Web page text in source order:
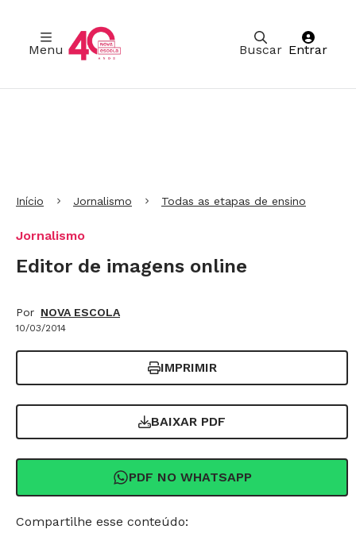
Buscar
Menu Entrar
Início Jornalismo Todas as etapas de ensino
Jornalismo
Editor de imagens online
Por NOVA ESCOLA
10/03/2014
IMPRIMIR
BAIXAR PDF
PDF NO WHATSAPP
Compartilhe esse conteúdo: